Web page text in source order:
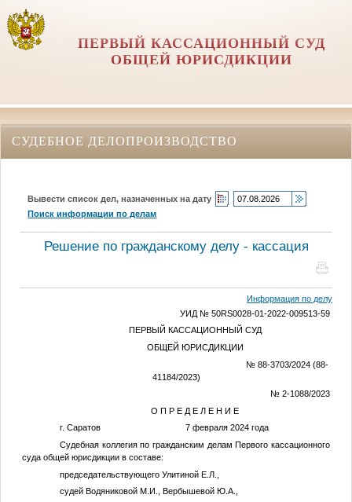
ПЕРВЫЙ КАССАЦИОННЫЙ СУД
ОБЩЕЙ ЮРИСДИКЦИИ
СУДЕБНОЕ ДЕЛОПРОИЗВОДСТВО
Вывести список дел, назначенных на дату
Поиск информации по делам
Решение по гражданскому делу - кассация
Информация по делу
УИД № 50RS0028-01-2022-009513-59
ПЕРВЫЙ КАССАЦИОННЫЙ СУД
ОБЩЕЙ ЮРИСДИКЦИИ
№ 88-3703/2024 (88-
41184/2023)
№ 2-1088/2023
О П Р Е Д Е Л Е Н И Е
г. Саратов 7 февраля 2024 года
Судебная коллегия по гражданским делам Первого кассационного
суда общей юрисдикции в составе:
председательствующего Улитиной Е.Л.,
судей Водяниковой М.И., Вербышевой Ю.А.,